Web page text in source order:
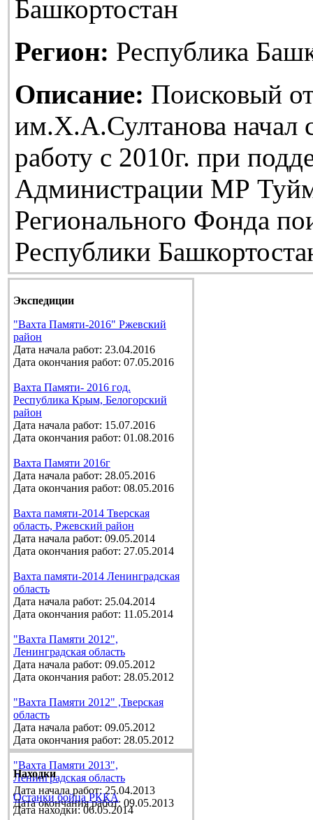
Башкортостан
Регион: Республика
Описание: Поисковый
им.Х.А.Султанова начал
работу с 2010г. при
Администрации МР
Регионального Фонда
Республики
Экспедиции
"Вахта Памяти-2016" Ржевский
район
Дата начала работ: 23.04.2016
Дата окончания работ: 07.05.2016
Вахта Памяти- 2016 год.
Республика Крым, Белогорский
район
Дата начала работ: 15.07.2016
Дата окончания работ: 01.08.2016
Вахта Памяти 2016г
Дата начала работ: 28.05.2016
Дата окончания работ: 08.05.2016
Вахта памяти-2014 Тверская
область, Ржевский район
Дата начала работ: 09.05.2014
Дата окончания работ: 27.05.2014
Вахта памяти-2014 Ленинградская
область
Дата начала работ: 25.04.2014
Дата окончания работ: 11.05.2014
"Вахта Памяти 2012",
Ленинградская область
Дата начала работ: 09.05.2012
Дата окончания работ: 28.05.2012
"Вахта Памяти 2012" ,Тверская
область
Дата начала работ: 09.05.2012
Дата окончания работ: 28.05.2012
"Вахта Памяти 2013",
Ленинградская область
Дата начала работ: 25.04.2013
Дата окончания работ: 09.05.2013
Находки
Останки бойца РККА
Дата находки: 06.05.2014